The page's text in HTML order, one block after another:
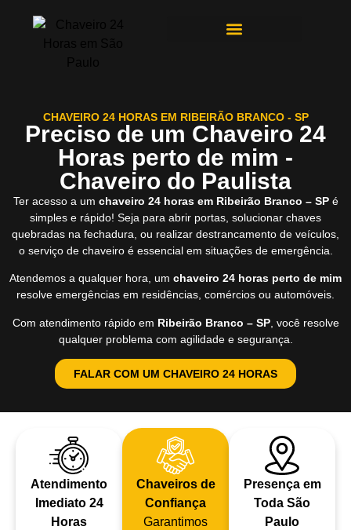
CHAVEIRO 24 HORAS EM RIBEIRÃO BRANCO - SP
Preciso de um Chaveiro 24
Horas perto de mim -
Chaveiro do Paulista
Ter acesso a um chaveiro 24 horas em Ribeirão Branco – SPé
simples e rápido! Seja para abrir portas, solucionar chaves
quebradas na fechadura, ou realizar destrancamento de veículos,
o serviço de chaveiro é essencial em situações de emergência.
Atendemos a qualquer hora, um chaveiro 24 horas perto de mim
resolve emergências em residências, comércios ou automóveis.
Com atendimento rápido em Ribeirão Branco – SP, você resolve
qualquer problema com agilidade e segurança.
FALAR COM UM CHAVEIRO 24 HORAS
Atendimento
Imediato 24
Horas
Chaveiros de
Confiança
Garantimos
Presença em
Toda São
Paulo